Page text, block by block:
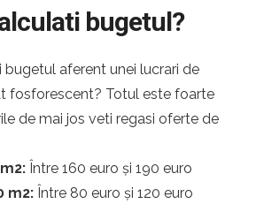
bugetul?
bugetul aferent unei lucrari de
fosforescent? Totul este foarte
de mai jos veti regasi oferte de
Între 160 euro și 190 euro
m2: Între 80 euro și 120 euro